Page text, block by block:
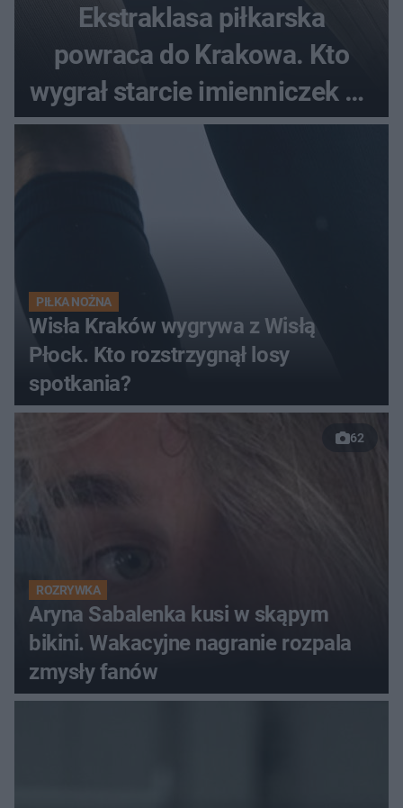
Ekstraklasa piłkarska
powraca do Krakowa. Kto
wygrał starcie imienniczek na
pełnym stadionie
PIŁKA NOŻNA
Wisła Kraków wygrywa z Wisłą
Płock. Kto rozstrzygnął losy
spotkania?
62
ROZRYWKA
Aryna Sabalenka kusi w skąpym
bikini. Wakacyjne nagranie rozpala
zmysły fanów